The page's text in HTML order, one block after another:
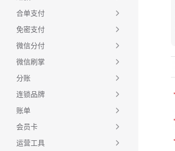
合单支付
免密支付
微信分付
微信刷掌
分账
连锁品牌
账单
会员卡
运营工具